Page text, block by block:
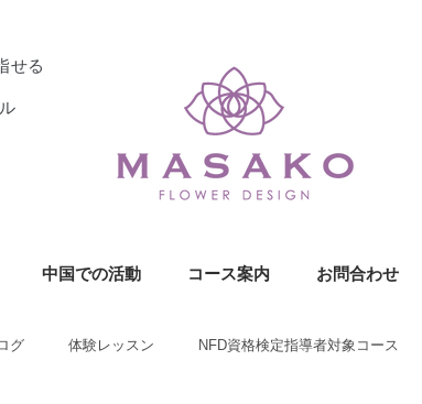
せる
中国での活動 コース案内 お問合わせ
グ 体験レッスン NFD資格検定指導者対象コース